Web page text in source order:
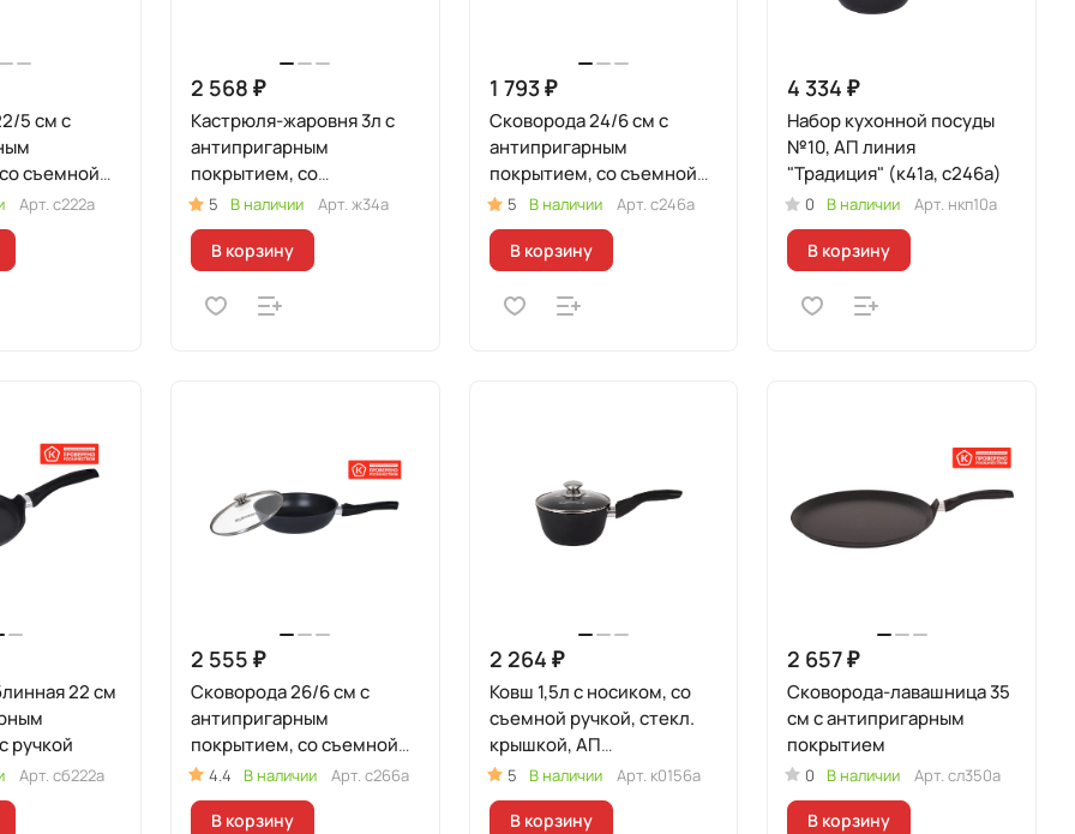
5 см с
съемной
Арт. с222а
2 568 ₽
Кастрюля-жаровня 3л с
антипригарным
покрытием, со
стеклянной крышкой.
5 В наличии Арт. ж34а
В корзину
1 793 ₽
Сковорода 24/6 см с
антипригарным
покрытием, со съемной
ручкой
5 В наличии Арт. с246а
В корзину
4 334 ₽
Набор кухонной посуды
№10, АП линия
"Традиция" (к41а, с246а)
0 В наличии Арт. нкп10а
В корзину
22 см
ручкой
Арт. сб222а
2 555 ₽
Сковорода 26/6 см с
антипригарным
покрытием, со съемной
ручкой, со стеклянной
крышкой
4.4 В наличии Арт. с266а
В корзину
2 264 ₽
Ковш 1,5л с носиком, со
съемной ручкой, стекл.
крышкой, АП
линия"Традиция"
5 В наличии Арт. к0156а
В корзину
2 657 ₽
Сковорода-лавашница 35
см с антипригарным
покрытием
0 В наличии Арт.сл350а
В корзину